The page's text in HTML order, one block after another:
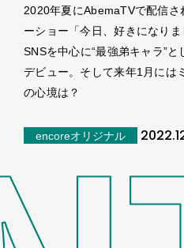
2020年夏にAbemaTVで配信さ
ーショー「今日、好きになり
SNSを中心に“最強弟キャラ”
デビュー。そして来年1月には
の心境は？
encoreオリジナル